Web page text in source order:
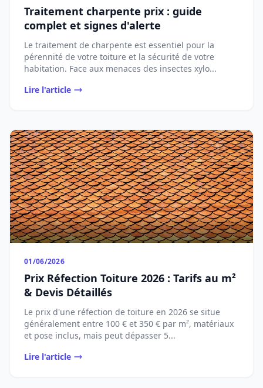
Traitement charpente prix : guide
complet et signes d'alerte
Le traitement de charpente est essentiel pour la
pérennité de votre toiture et la sécurité de votre
habitation. Face aux menaces des insectes xylo...
Lire l'article
01/06/2026
Prix Réfection Toiture 2026 : Tarifs au m²
& Devis Détaillés
Le prix d'une réfection de toiture en 2026 se situe
généralement entre 100 € et 350 € par m², matériaux
et pose inclus, mais peut dépasser 5...
Lire l'article